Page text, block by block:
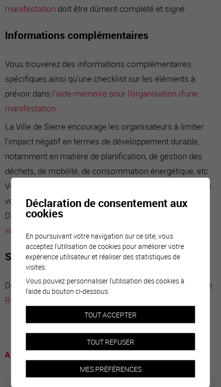
manifestation doit être dûment complété et signé.
Informations complémentaires
Vous trouverez des informations complémentaires
spécifiques ainsi qu'une checklist sur les éléments à
prévoir dans l'aide-mémoire pour l'organisation d'une
manifestation
La Ville de Sierre encourage les organisateurs à limiter
l'impact négatif en termes de développement durable,
notamment en matière de planification, de gestion des
déchets, de mobilité, de consommation énergétique, etc.
Vous trouverez de l'aide pour intégrer ces éléments dans
votre manifestation sous le lienmanifestation-verte.ch
Dans ce cadre, la Ville de Sierre met
vaisselle réutilisable
Service communal à votre disposition
Des doutes? Des questions? Merci de contacter la
Police
Régionale des Villes du Centre
A voir
Déclaration de consentement aux
cookies
En poursuivant votre navigation sur ce site, vous
acceptez l'utilisation de cookies pour améliorer votre
expérience utilisateur et réaliser des statistiques de
visites.
Vous pouvez personnaliser l'utilisation des cookies à
l'aide du bouton ci-dessous.
TOUT ACCEPTER
TOUT REFUSER
MES PRÉFÉRENCES